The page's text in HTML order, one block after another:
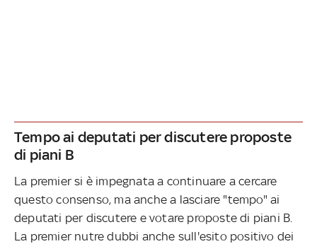
Tempo ai deputati per discutere proposte
di piani B
La premier si è impegnata a continuare a cercare
questo consenso, ma anche a lasciare "tempo" ai
deputati per discutere e votare proposte di piani B.
La premier nutre dubbi anche sull'esito positivo dei